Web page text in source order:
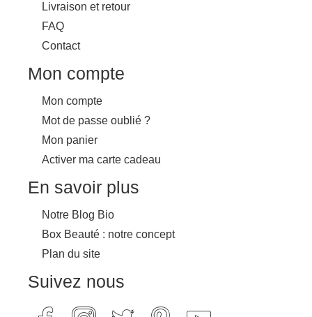
Livraison et retour
FAQ
Contact
Mon compte
Mon compte
Mot de passe oublié ?
Mon panier
Activer ma carte cadeau
En savoir plus
Notre Blog Bio
Box Beauté : notre concept
Plan du site
Suivez nous